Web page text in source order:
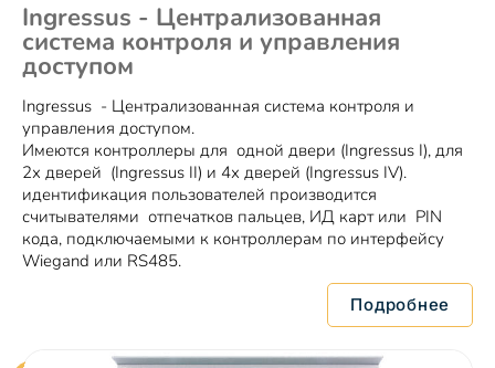
Ingressus - Централизованная
система контроля и управления
доступом
Ingressus - Централизованная система контроля и
управления доступом.
Имеются контроллеры для одной двери (Ingressus I), для
2х дверей (Ingressus II) и 4х дверей (Ingressus IV).
идентификация пользователей производится
считывателями отпечатков пальцев, ИД карт или PIN
кода, подключаемыми к контроллерам по интерфейсу
Wiegand или RS485.
Подробнее